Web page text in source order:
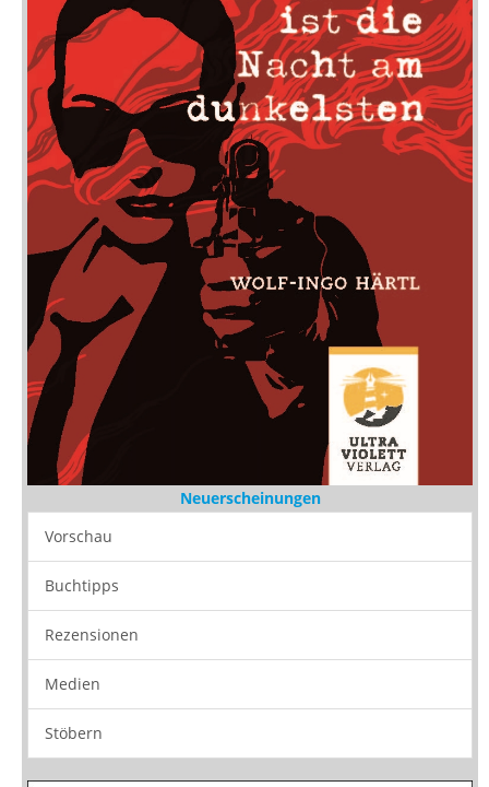
Neuerscheinungen
Vorschau
Buchtipps
Rezensionen
Medien
Stöbern